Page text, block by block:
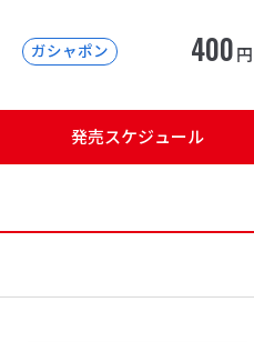
ガシャポン 400円
発売スケジュール